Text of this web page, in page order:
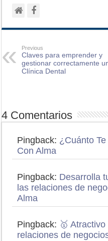
Previous
Claves para emprender y
gestionar correctamente
Clínica Dental
4 Comentarios
Pingback: ¿Cuánto
Con Alma
Pingback: Desarrolla
las relaciones de
Alma
Pingback: 🥇
relaciones de